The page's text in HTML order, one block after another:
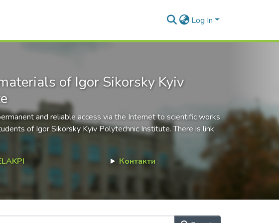
Log In
of Igor Sikorsky Kyiv
and reliable access via the Internet to scientific works
of Igor Sikorsky Kyiv Polytechnic Institute. There is link
Контакти